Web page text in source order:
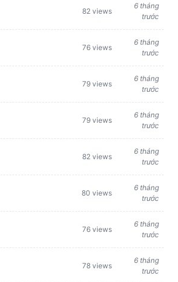
82 views
6 tháng
trước
76 views
6 tháng
trước
79 views
6 tháng
trước
79 views
6 tháng
trước
82 views
6 tháng
trước
80 views
6 tháng
trước
76 views
6 tháng
trước
78 views
6 tháng
trước